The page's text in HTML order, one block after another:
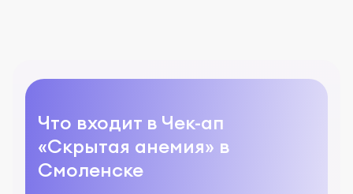
Что входит в Чек-ап
«Скрытая анемия» в
Смоленске